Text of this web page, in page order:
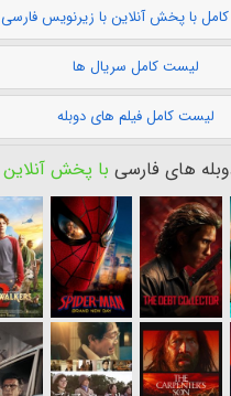
با پخش آنلاین با زیرنویس فارسی
لیست کامل سریال ها
لیست کامل فیلم های دوبله
های فارسی با پخش آنلاین